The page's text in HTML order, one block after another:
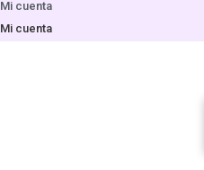
Mi cuenta
Mi cuenta